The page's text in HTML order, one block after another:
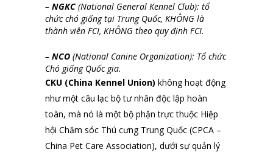
– NGKC (National General Kennel Club): tổ
chức chó giống tại Trung Quốc, KHÔNG là
thành viên FCI, KHÔNG theo quy định FCI.
– NCO (National Canine Organization): Tổ chức
Chó giống Quốc gia.
CKU (China Kennel Union) không hoạt động
như một câu lạc bộ tư nhân độc lập hoàn
toàn, mà nó là một bộ phận trực thuộc Hiệp
hội Chăm sóc Thú cưng Trung Quốc (CPCA –
China Pet Care Association), dưới sự quản lý